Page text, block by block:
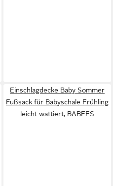
Einschlagdecke Baby Sommer
Fußsack für Babyschale Frühling
leicht wattiert, BABEES